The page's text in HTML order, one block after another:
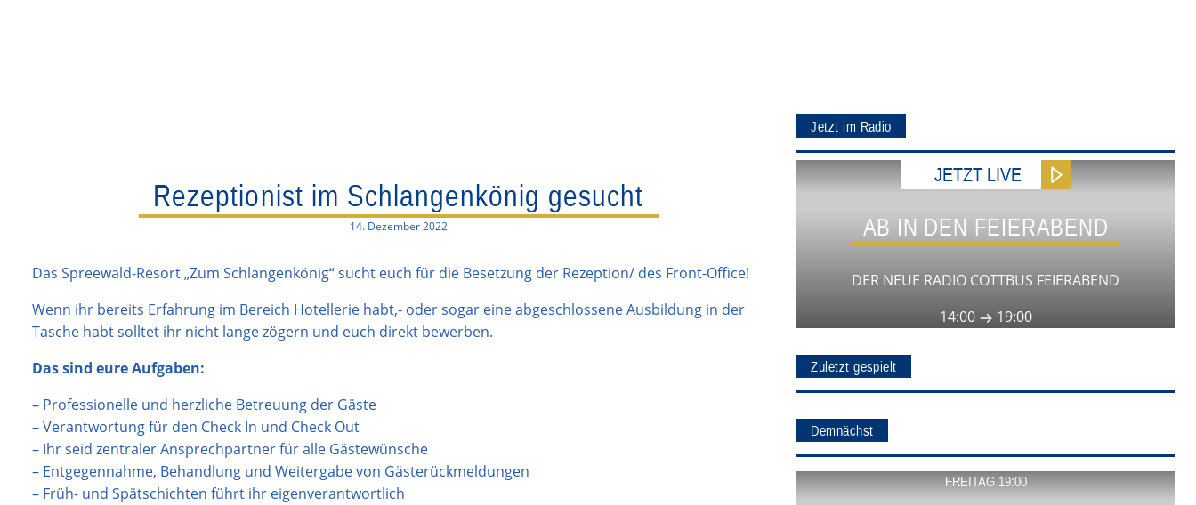
Rezeptionist im Schlangenkönig gesucht
14. Dezember 2022
Das Spreewald-Resort „Zum Schlangenkönig“ sucht euch für die Besetzung der Rezeption/ des Front-Office!
Wenn ihr bereits Erfahrung im Bereich Hotellerie habt,- oder sogar eine abgeschlossene Ausbildung in der
Tasche habt solltet ihr nicht lange zögern und euch direkt bewerben.
Das sind eure Aufgaben:
– Professionelle und herzliche Betreuung der Gäste
– Verantwortung für den Check In und Check Out
– Ihr seid zentraler Ansprechpartner für alle Gästewünsche
– Entgegennahme, Behandlung und Weitergabe von Gästerückmeldungen
– Früh- und Spätschichten führt ihr eigenverantwortlich
Jetzt im Radio
JETZT LIVE
AB IN DEN FEIERABEND
DER NEUE RADIO COTTBUS FEIERABEND
14:00
19:00
Zuletzt gespielt
Demnächst
FREITAG 19:00
Show ansehen